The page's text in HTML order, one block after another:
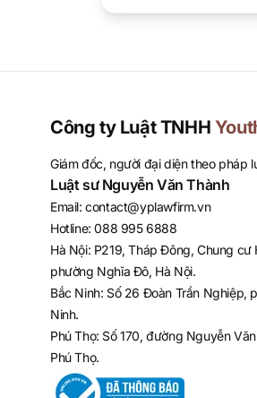
Công ty Luật TNHH
Giám đốc, người đại diện theo pháp
Luật sư Nguyễn Văn Thành
Email:contact@yplawfirm.vn
Hotline:088 995 6888
Hà Nội: P219, Tháp Đông, Chung cư
phường Nghĩa Đô, Hà Nội.
Bắc Ninh: Số 26 Đoàn Trần Nghiệp,
Ninh.
Phú Thọ: Số 170, đường Nguyễn
Phú Thọ.